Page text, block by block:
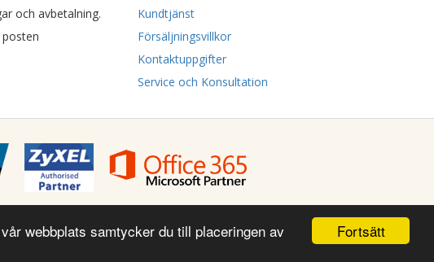
Fortsätt
webbplats samtycker du till placeringen av
och avbetalning.
Kundtjänst
Försäljningsvillkor
Kontaktuppgifter
Service och Konsultation
556623-5890